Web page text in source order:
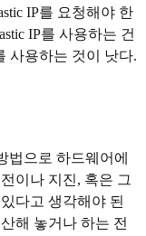
IP를 요청해야 한
IP를 사용하는 건
사용하는 것이 낫다.
법으로 하드웨어에
이나 지진, 혹은 그
다고 생각해야 된
해 놓거나 하는 전